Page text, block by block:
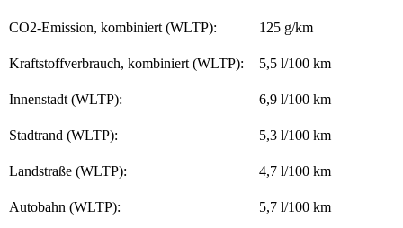
CO2-Emission, kombiniert (WLTP): 125 g/km
Kraftstoffverbrauch, kombiniert (WLTP): 5,5 l/100 km
Innenstadt (WLTP): 6,9 l/100 km
Stadtrand (WLTP): 5,3 l/100 km
Landstraße (WLTP): 4,7 l/100 km
Autobahn (WLTP): 5,7 l/100 km